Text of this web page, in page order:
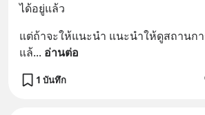
ได้อยู่แล้ว
แต่ถ้าจะให้แนะนำ แนะนำให้ดูสถานก
แล้... อ่านต่อ
1 บันทึก